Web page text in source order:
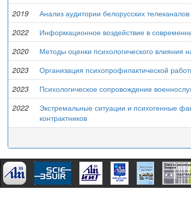
2019 Анализ аудитории белорусских
2022
Информационное воздействие в
2020
Методы оценки психологического
2023
Организация психопрофилактической
2023
Психологическое сопровождение
2022
Экстремальные ситуации и психогенные
контрактников